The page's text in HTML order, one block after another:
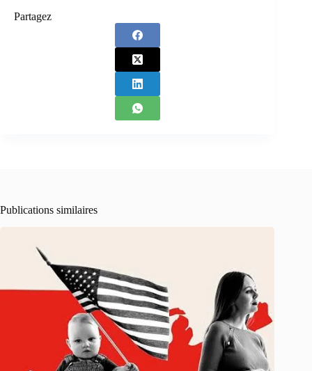
Partagez
Publications similaires